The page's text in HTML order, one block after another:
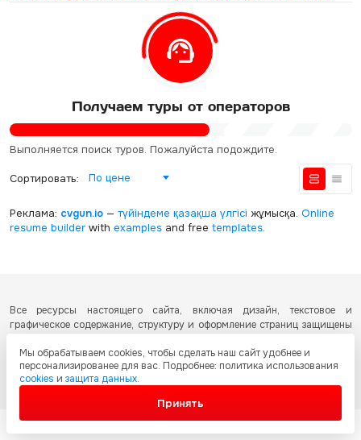
Получаем туры от операторов
Выполняется поиск туров. Пожалуйста подождите.
Сортировать: По цене
Реклама: cvgun.io— түйіндеме қазақша үлгісі жұмысқа. Online
resume builderwith examplesand free templates.
Все ресурсы настоящего сайта, включая дизайн, текстовое и
графическое содержание, структуру и оформление страниц защищены
Казахстан об охране авторских прав и интеллектуальной собственности.
Любое копирование и распространение материалов сайта без
письменного разрешения запрещено.
Мы обрабатываем cookies, чтобы сделать наш сайт удобнее и
персонализированее для вас. Подробнее: политика использования
cookies и защита данных.
Принять